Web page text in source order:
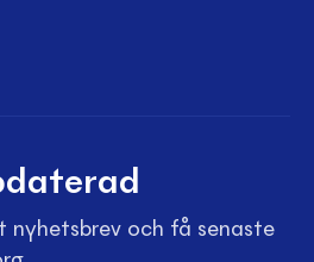
nyhetsbrev och få senaste